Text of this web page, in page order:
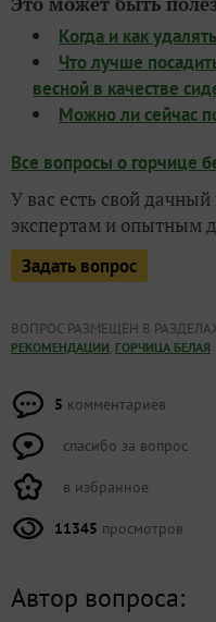
Когда и как
Что лучше
весной в качестве
Можно ли сейчас
Все вопросы о горчице
У вас есть свой
экспертам и опытным
Задать вопрос
ВОПРОС РАЗМЕЩЕН В
РЕКОМЕНДАЦИИ, ГОРЧИЦА БЕЛАЯ
5 комментариев
спасибо за вопрос
в избранное
11345 просмотров
Автор вопроса: